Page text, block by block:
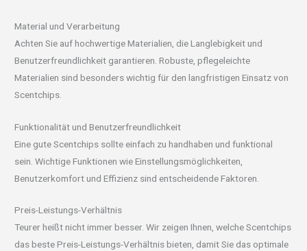
Material und Verarbeitung
Achten Sie auf hochwertige Materialien, die Langlebigkeit und
Benutzerfreundlichkeit garantieren. Robuste, pflegeleichte
Materialien sind besonders wichtig für den langfristigen Einsatz von
Scentchips.
Funktionalität und Benutzerfreundlichkeit
Eine gute Scentchips sollte einfach zu handhaben und funktional
sein. Wichtige Funktionen wie Einstellungsmöglichkeiten,
Benutzerkomfort und Effizienz sind entscheidende Faktoren.
Preis-Leistungs-Verhältnis
Teurer heißt nicht immer besser. Wir zeigen Ihnen, welche Scentchips
das beste Preis-Leistungs-Verhältnis bieten, damit Sie das optimale